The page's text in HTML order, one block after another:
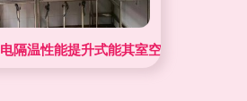
价格 - 58同城
隔温性能提升式能其室空间创新通风